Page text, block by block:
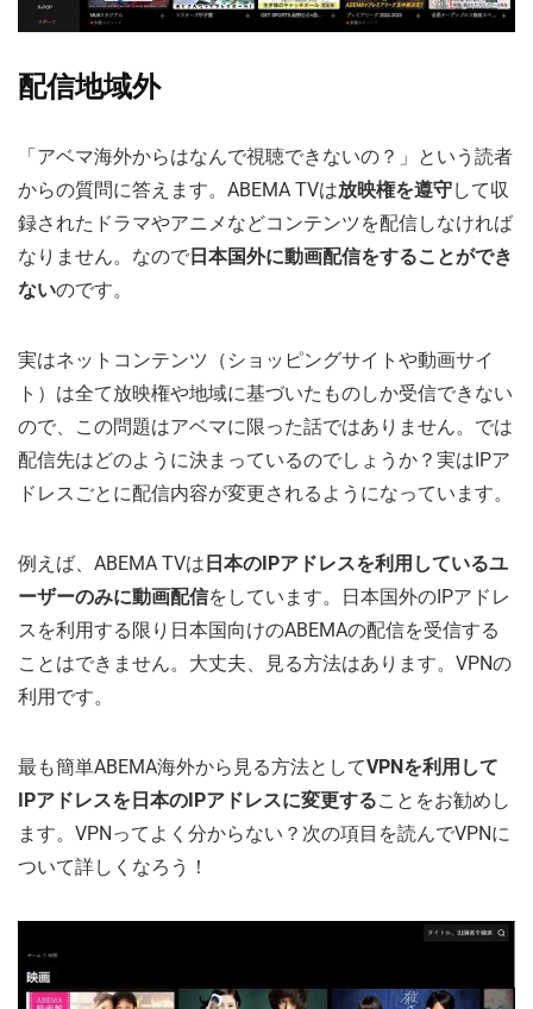
配信地域外
「アベマ海外からはなんで視聴できないの？」という読者
からの質問に答えます。ABEMA TVは放映権を遵守して収
録されたドラマやアニメなどコンテンツを配信しなければ
なりません。なので日本国外に動画配信をすることができ
ないのです。
実はネットコンテンツ（ショッピングサイトや動画サイ
ト）は全て放映権や地域に基づいたものしか受信できない
ので、この問題はアベマに限った話ではありません。では
配信先はどのように決まっているのでしょうか？実はIPア
ドレスごとに配信内容が変更されるようになっています。
例えば、ABEMA TVは 日本のIPアドレスを利用しているユ
ーザーのみに動画配信をしています。日本国外のIPアドレ
スを利用する限り日本国向けのABEMAの配信を受信する
ことはできません。大丈夫、見る方法はあります。VPNの
利用です。
最も簡単ABEMA海外から見る方法としてVPNを利用して
IPアドレスを日本のIPアドレスに変更することをお勧めし
ます。VPNってよく分からない？次の項目を読んでVPNに
ついて詳しくなろう！